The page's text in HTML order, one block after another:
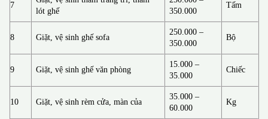
7
lót ghế
350.000
Tấm
8 Giặt, vệ sinh ghế sofa
250.000 –
350.000
Bộ
9 Giặt, vệ sinh ghế văn phòng
15.000 –
35.000
Chiếc
10 Giặt, vệ sinh rèm cửa, màn của
35.000 –
60.000
Kg